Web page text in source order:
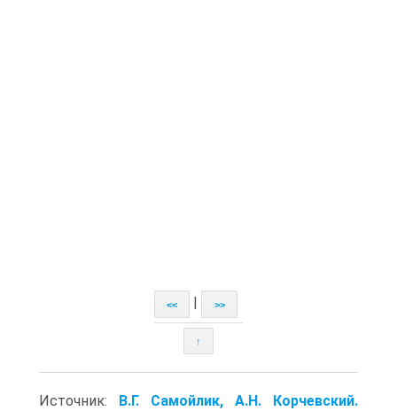
<< >>
↑
Источник: В.Г. Самойлик, А.Н. Корчевский.